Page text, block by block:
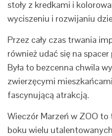
stoły z kredkami i
wyciszeniu i rozwijaniu
Przez cały czas trwania
również udać się na
Była to bezcenna chwila
zwierzęcymi
fascynującą atrakcją.
Wieczór Marzeń w ZOO
boku wielu